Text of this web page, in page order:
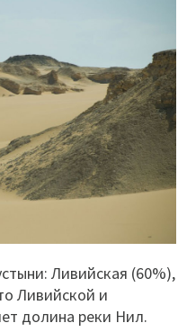
Ливийская (60%),
Ливийской и
долина реки Нил.